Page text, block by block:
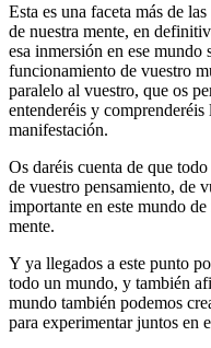
Esta es una faceta más de
de nuestra mente, en
esa inmersión en ese
funcionamiento de vuestro
paralelo al vuestro, que os
entenderéis y
manifestación.
Os daréis cuenta de que
de vuestro pensamiento, de
importante en este mundo
mente.
Y ya llegados a este punto
todo un mundo, y también
mundo también podemos
para experimentar juntos en